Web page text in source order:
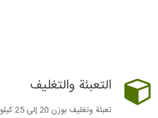
التعبئة والتغليف
تعبئة وتغليف بوزن 20 إلى 25 كيلو غرام